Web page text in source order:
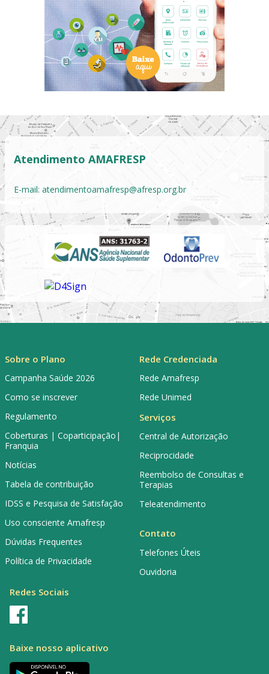
Atendimento AMAFRESP
E-mail: atendimentoamafresp@afresp.org.br
Sobre o Plano
Campanha Saúde 2026
Como se inscrever
Regulamento
Coberturas | Coparticipação|
Franquia
Notícias
Tabela de contribuição
IDSS e Pesquisa de Satisfação
Uso consciente Amafresp
Dúvidas Frequentes
Política de Privacidade
Rede Credenciada
Rede Amafresp
Rede Unimed
Serviços
Central de Autorização
Reciprocidade
Reembolso de Consultas e
Terapias
Teleatendimento
Contato
Telefones Úteis
Ouvidoria
Redes Sociais
Baixe nosso aplicativo